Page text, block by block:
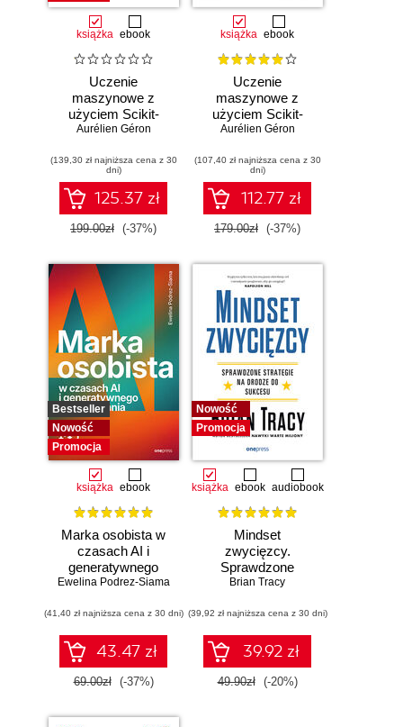
książka ebook
Uczenie
maszynowe z
użyciem Scikit-
Learn i PyTorch.
narzędzia i techniki
umożliwiające
konstruowanie
inteligentnych
systemów
Aurélien Géron
(139,30 zł najniższa cena z 30
dni)
125.37 zł
199.00zł (-37%)
książka ebook
Uczenie
maszynowe z
użyciem Scikit-
Learn, Keras i
Wydanie III
Aurélien Géron
(107,40 zł najniższa cena z 30
dni)
112.77 zł
179.00zł (-37%)
Bestseller
Nowość
Promocja
książka ebook
Marka osobista w
czasach AI i
generatywnego
wyszukiwania
Ewelina Podrez-Siama
(41,40 zł najniższa cena z 30 dni)
43.47 zł
69.00zł (-37%)
Nowość
Promocja
książka ebook audiobook
Mindset
zwycięzcy.
Sprawdzone
strategie na drodze
Brian Tracy
(39,92 zł najniższa cena z 30 dni)
39.92 zł
49.90zł (-20%)